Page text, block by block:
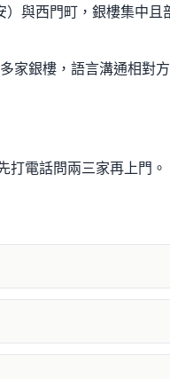
與西門町，銀樓集中
家銀樓，語言溝通相對
打電話問兩三家再上門。